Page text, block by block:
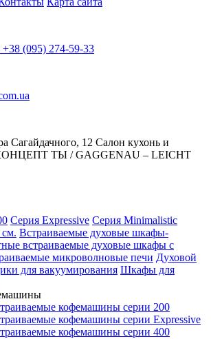
+38 (095) 274-59-33
Сагайдачного, 12 Салон кухонь и
ТЫ / GAGGENAU – LEICHT
Серия Expressive Серия Minimalistic
Встраиваемые духовые шкафы-
встраиваемые духовые шкафы с
микроволновые печи Духовой
для вакуумирования Шкафы для
кофемашины серии 200
кофемашины серии Expressive
кофемашины серии 400